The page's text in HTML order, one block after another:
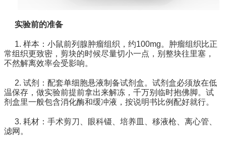
实验前的准备
1. 样本：小鼠前列腺肿瘤组织，约100mg。肿瘤组织比正
常组织更致密，剪块的时候尽量切小一点，别整块往里塞，
不然解离效率会受影响。
2. 试剂：配套单细胞悬液制备试剂盒。试剂盒必须放在低
温保存，做实验前提前拿出来解冻，千万别临时抱佛脚。试
剂盒里一般包含消化酶和缓冲液，按说明书比例配好就行。
3. 耗材：手术剪刀、眼科镊、培养皿、移液枪、离心管、
滤网。